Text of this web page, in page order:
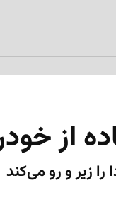
از
زیر و رو می‌کند